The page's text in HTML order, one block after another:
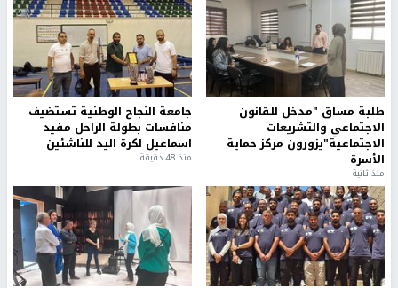
طلبة مساق "مدخل للقانون
الاجتماعي والتشريعات
الاجتماعية"يزورون مركز حماية
الأسرة
منذ ثانية
جامعة النجاح الوطنية تستضيف
منافسات بطولة الراحل مفيد
اسماعيل لكرة اليد للناشئين
منذ 48 دقيقة